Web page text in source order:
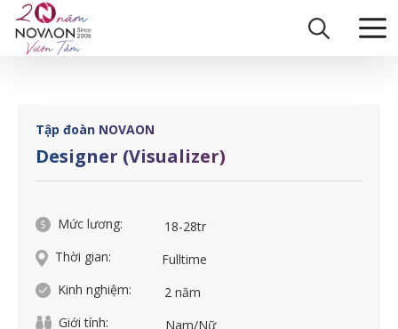
content
Trang chủ |
Tập đoàn NOVAON
Designer (Visualizer)
Mức lương:
18-28tr
Thời gian:
Fulltime
Kinh nghiệm:
2 năm
Giới tính:
Nam/Nữ